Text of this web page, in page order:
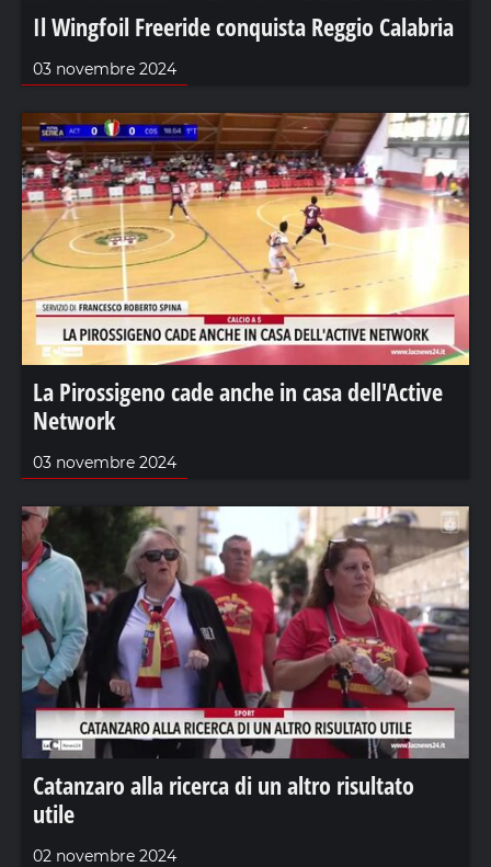
Il Wingfoil Freeride conquista Reggio Calabria
03 novembre 2024
La Pirossigeno cade anche in casa dell'Active
Network
03 novembre 2024
Catanzaro alla ricerca di un altro risultato
utile
02 novembre 2024